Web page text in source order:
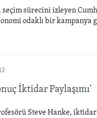
seçim sürecini izleyen
odaklı bir kampanya
İktidar Paylaşımı'
Steve Hanke, iktidar